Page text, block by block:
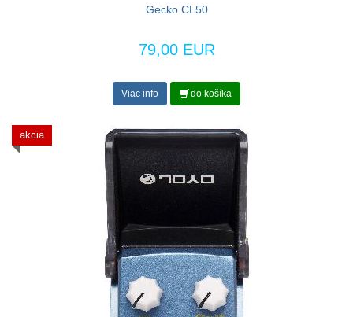
Gecko CL50
79,00 EUR
Viac info do košíka
akcia